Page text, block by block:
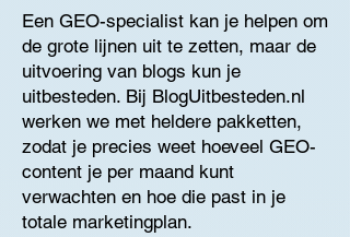
Een GEO-specialist kan je helpen om
de grote lijnen uit te zetten, maar de
uitvoering van blogs kun je
uitbesteden. Bij BlogUitbesteden.nl
werken we met heldere pakketten,
zodat je precies weet hoeveel GEO-
content je per maand kunt
verwachten en hoe die past in je
totale marketingplan.